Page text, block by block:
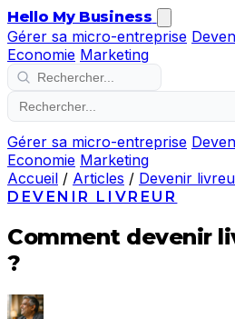
Hello My Business
Gérer sa micro-entreprise
Economie Marketing
Gérer sa micro-entreprise
Economie Marketing
Accueil / Articles / Devenir
DEVENIR LIVREUR
Comment devenir
?